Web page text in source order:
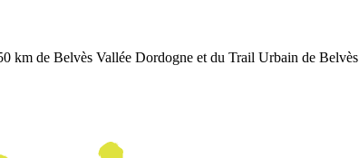
km de Belvès Vallée Dordogne et du Trail Urbain de Belvès